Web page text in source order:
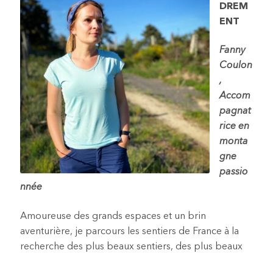
DREM
ENT
Fanny
Coulon
,
Accom
pagnat
rice en
monta
gne
passio
nnée
Amoureuse des grands espaces et un brin
aventurière, je parcours les sentiers de France à la
recherche des plus beaux sentiers, des plus beaux